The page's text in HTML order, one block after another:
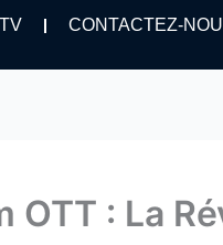
CONTACTEZ-
OTT : La